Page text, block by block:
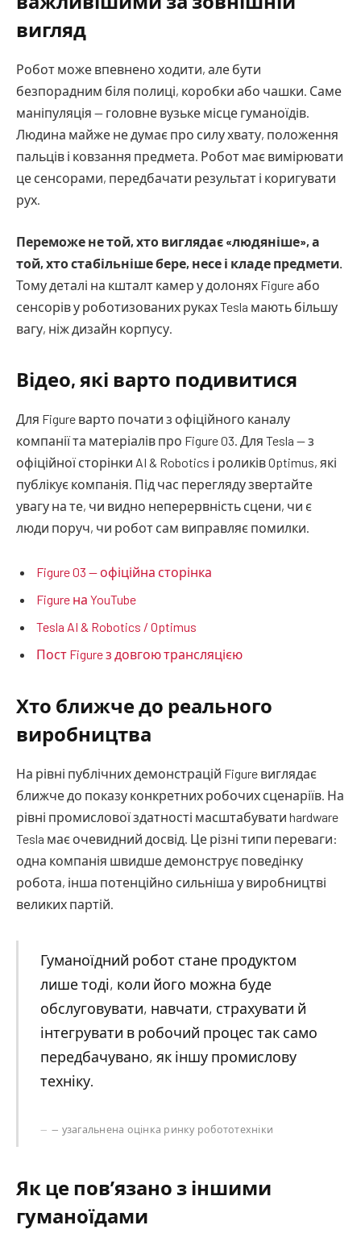
вигляд
Робот може впевнено ходити, але бути
безпорадним біля полиці, коробки або чашки. Саме
маніпуляція — головне вузьке місце гуманоїдів.
Людина майже не думає про силу хвату, положення
пальців і ковзання предмета. Робот має вимірювати
це сенсорами, передбачати результат і коригувати
рух.
Переможе не той, хто виглядає «людяніше», а
той, хто стабільніше бере, несе і кладе предмети.
Тому деталі на кшталт камер у долонях Figure або
сенсорів у роботизованих руках Tesla мають більшу
вагу, ніж дизайн корпусу.
Відео, які варто подивитися
Для Figure варто почати з офіційного каналу
компанії та матеріалів про Figure 03. Для Tesla — з
офіційної сторінки AI & Robotics і роликів Optimus, які
публікує компанія. Під час перегляду звертайте
увагу на те, чи видно неперервність сцени, чи є
люди поруч, чи робот сам виправляє помилки.
Figure 03 — офіційна сторінка
Figure на YouTube
Tesla AI & Robotics / Optimus
Пост Figure з довгою трансляцією
Хто ближче до реального
виробництва
На рівні публічних демонстрацій Figure виглядає
ближче до показу конкретних робочих сценаріїв. На
рівні промислової здатності масштабувати hardware
Tesla має очевидний досвід. Це різні типи переваги:
одна компанія швидше демонструє поведінку
робота, інша потенційно сильніша у виробництві
великих партій.
Гуманоїдний робот стане продуктом
лише тоді, коли його можна буде
обслуговувати, навчати, страхувати й
інтегрувати в робочий процес так само
передбачувано, як іншу промислову
техніку.
— узагальнена оцінка ринку робототехніки
Як це пов’язано з іншими
гуманоїдами